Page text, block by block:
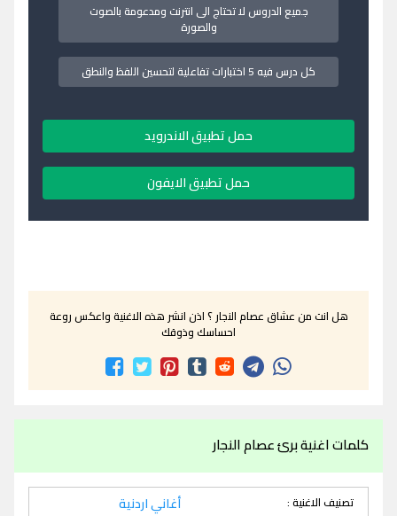
جميع الدروس لا تحتاج الى انترنت ومدعومة بالصوت
والصورة
كل درس فيه 5 اختبارات تفاعلية لتحسين اللفظ والنطق
حمل تطبيق الاندرويد
حمل تطبيق الايفون
هل انت من عشاق عصام النجار ؟ اذن انشر هذه الاغنية واعكس روعة
احساسك وذوقك
كلمات اغنية برئ عصام النجار
تصنيف الاغنية : أغاني اردنية